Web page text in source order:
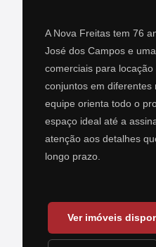
A Nova Freitas tem 76
José dos Campos e
comerciais para
conjuntos em diferentes
equipe orienta todo o
espaço ideal até a
atenção aos detalhes
longo prazo.
Ver imóveis